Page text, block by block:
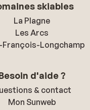
skiables
La Plagne
Les Arcs
François-Longchamp
d'aide ?
& contact
Mon Sunweb